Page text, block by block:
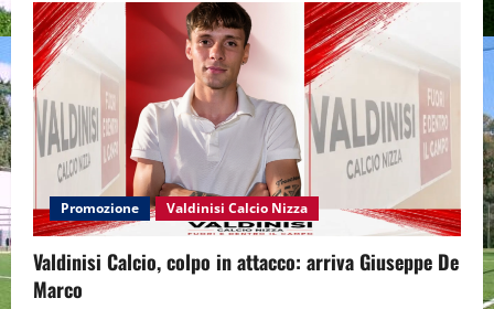
Promozione Valdinisi Calcio Nizza
Valdinisi Calcio, colpo in attacco: arriva Giuseppe De
Marco